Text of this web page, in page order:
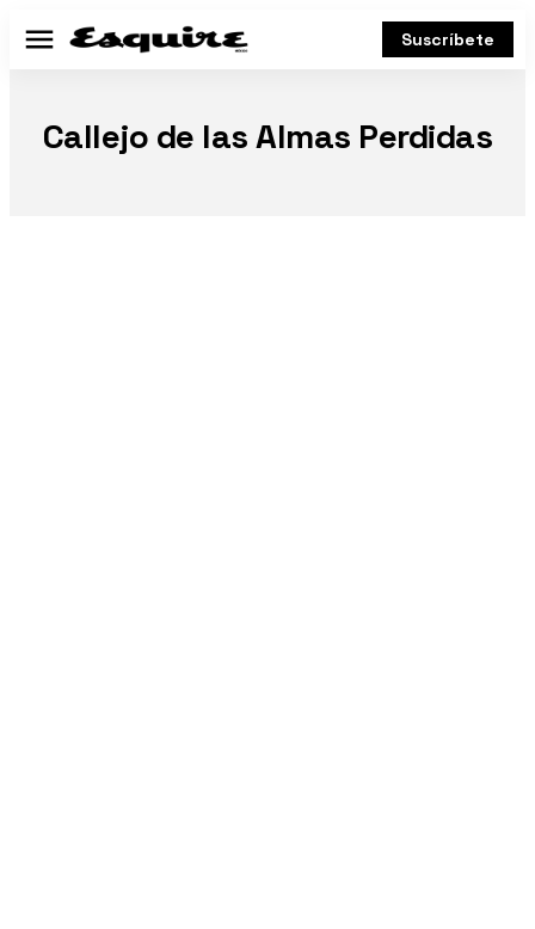
Menú Suscríbete
Callejo de las Almas Perdidas